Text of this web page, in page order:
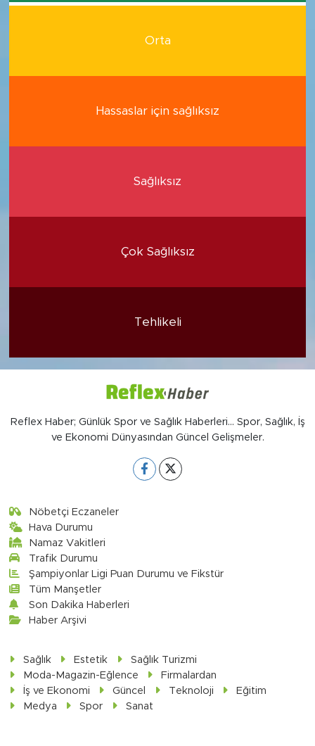
Orta
Hassaslar için sağlıksız
Sağlıksız
Çok Sağlıksız
Tehlikeli
Reflex Haber; Günlük Spor ve Sağlık Haberleri... Spor, Sağlık, İş
ve Ekonomi Dünyasından Güncel Gelişmeler.
Nöbetçi Eczaneler
Hava Durumu
Namaz Vakitleri
Trafik Durumu
Şampiyonlar Ligi Puan Durumu ve Fikstür
Tüm Manşetler
Son Dakika Haberleri
Haber Arşivi
Sağlık Estetik
Sağlık Turizmi
Moda-Magazin-Eğlence
Firmalardan
İş ve Ekonomi
Güncel Teknoloji
Eğitim
Medya
Spor Sanat